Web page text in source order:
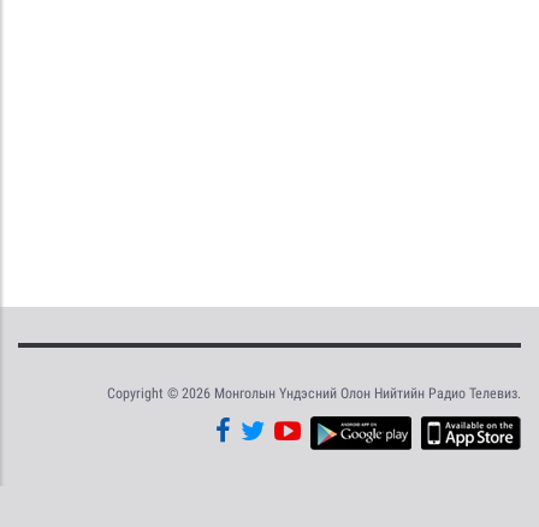
Copyright © 2026 Монголын Үндэсний Олон Нийтийн Радио Телевиз.